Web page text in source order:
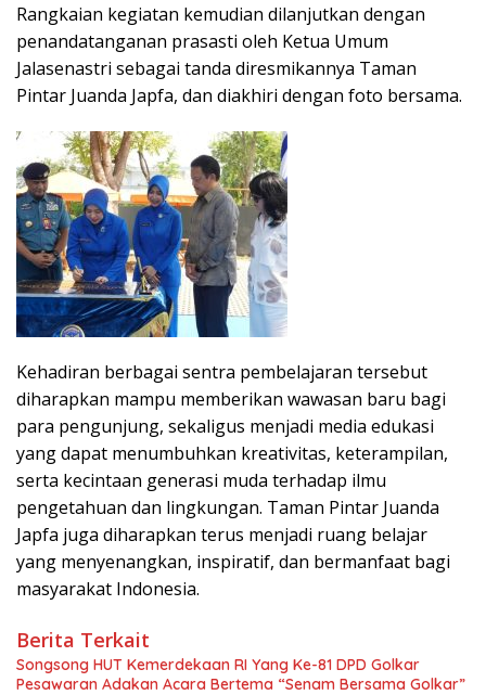
Rangkaian kegiatan kemudian dilanjutkan dengan
penandatanganan prasasti oleh Ketua Umum
Jalasenastri sebagai tanda diresmikannya Taman
Pintar Juanda Japfa, dan diakhiri dengan foto bersama.
Kehadiran berbagai sentra pembelajaran tersebut
diharapkan mampu memberikan wawasan baru bagi
para pengunjung, sekaligus menjadi media edukasi
yang dapat menumbuhkan kreativitas, keterampilan,
serta kecintaan generasi muda terhadap ilmu
pengetahuan dan lingkungan. Taman Pintar Juanda
Japfa juga diharapkan terus menjadi ruang belajar
yang menyenangkan, inspiratif, dan bermanfaat bagi
masyarakat Indonesia.
Berita Terkait
Songsong HUT Kemerdekaan RI Yang Ke-81 DPD Golkar
Pesawaran Adakan Acara Bertema “Senam Bersama Golkar”